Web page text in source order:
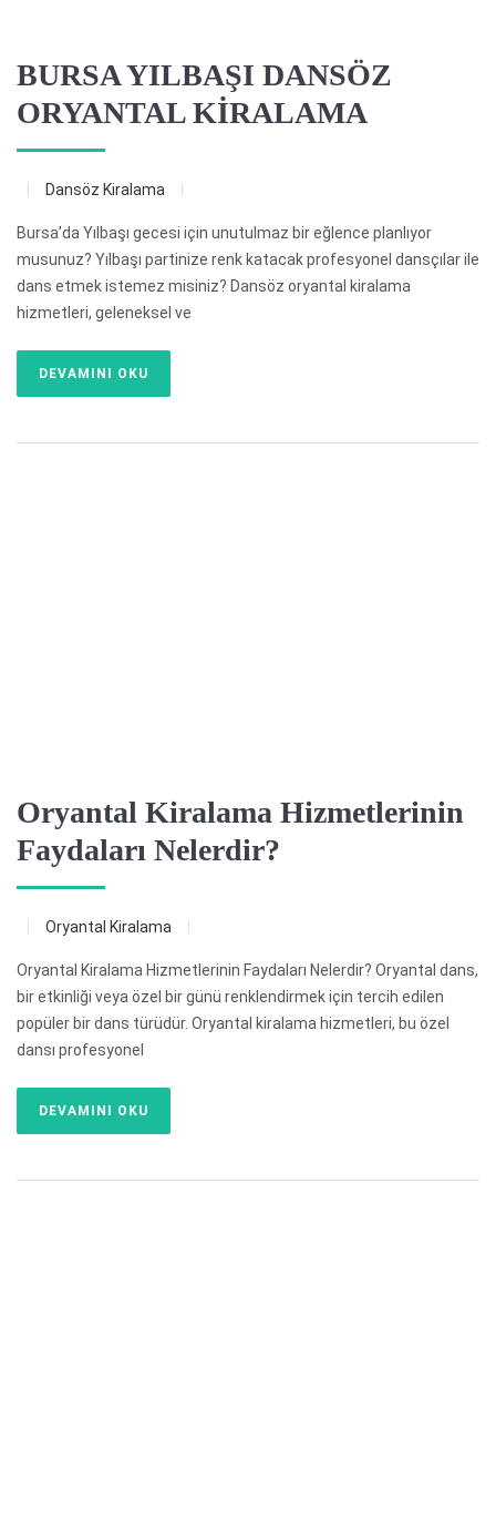
BURSA YILBAŞI DANSÖZ
ORYANTAL KİRALAMA
Dansöz Kiralama
Bursa’da Yılbaşı gecesi için unutulmaz bir eğlence planlıyor
musunuz? Yılbaşı partinize renk katacak profesyonel dansçılar ile
dans etmek istemez misiniz? Dansöz oryantal kiralama
hizmetleri, geleneksel ve
DEVAMINI OKU
Oryantal Kiralama Hizmetlerinin
Faydaları Nelerdir?
Oryantal Kiralama
Oryantal Kiralama Hizmetlerinin Faydaları Nelerdir? Oryantal dans,
bir etkinliği veya özel bir günü renklendirmek için tercih edilen
popüler bir dans türüdür. Oryantal kiralama hizmetleri, bu özel
dansı profesyonel
DEVAMINI OKU